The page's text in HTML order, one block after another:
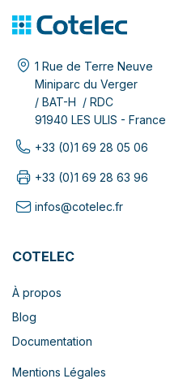
1 Rue de Terre Neuve
Miniparc du Verger
/ BAT-H / RDC
91940 LES ULIS - France
+33 (0)1 69 28 05 06
+33 (0)1 69 28 63 96
infos@cotelec.fr
COTELEC
À propos
Blog
Documentation
Mentions Légales